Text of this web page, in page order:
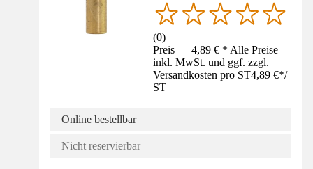
(0)
Preis — 4,89 € * Alle Preise
inkl. MwSt. und ggf. zzgl.
Versandkosten pro ST4,89 €*/
ST
Online bestellbar
Nicht reservierbar